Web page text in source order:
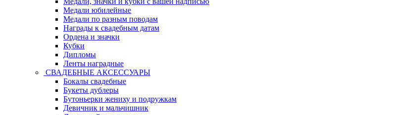
Медали юбилейные
Медали по разным поводам
Награды к свадебным датам
Ордена и значки
Кубки
Дипломы
Ленты наградные
СВАДЕБНЫЕ АКСЕССУАРЫ
Бокалы свадебные
Букеты дублеры
Бутоньерки жениху и подружкам
Девичник и мальчишник